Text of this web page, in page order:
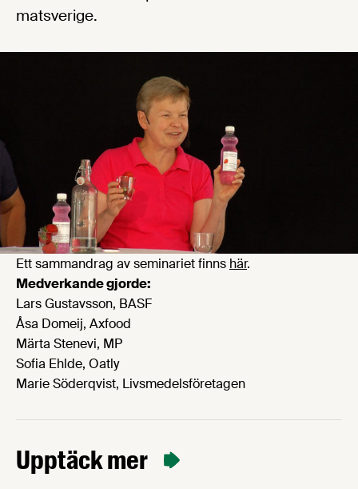
matsverige.
Ett sammandrag av seminariet finns här.
Medverkande gjorde:
Lars Gustavsson, BASF
Åsa Domeij, Axfood
Märta Stenevi, MP
Sofia Ehlde, Oatly
Marie Söderqvist, Livsmedelsföretagen
Upptäck mer